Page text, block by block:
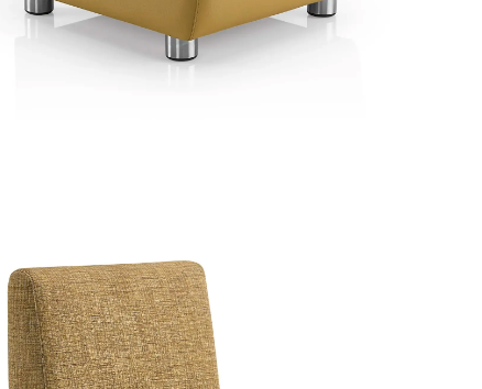
sofa corrido jm
pop 100 65c